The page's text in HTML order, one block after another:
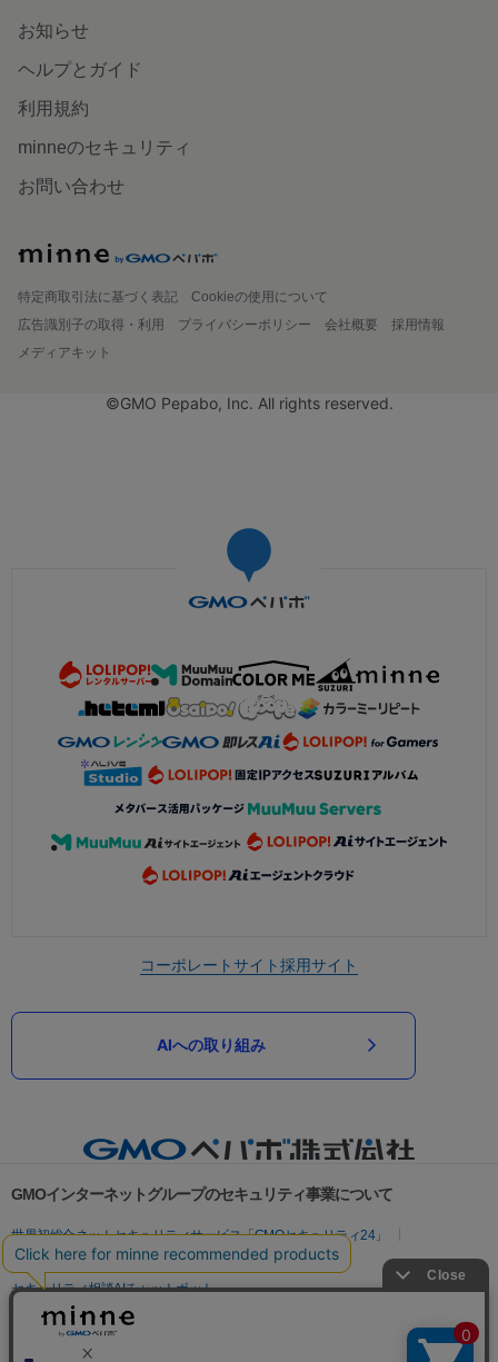
お知らせ
ヘルプとガイド
利用規約
minneのセキュリティ
お問い合わせ
特定商取引法に基づく表記
Cookieの使用について
広告識別子の取得・利用
プライバシーポリシー 会社概要
採用情報
メディアキット
©GMO Pepabo, Inc. All rights reserved.
コーポレートサイト採用サイト
AIへの取り組み
GMOインターネットグループのセキュリティ事業について
世界初総合ネットセキュリティサービス「GMOセキュリティ24」
パスワード漏洩診断
Webサイトリスク診断
セキュリティ相談AIチャットボット
実在証明・盗聴対策